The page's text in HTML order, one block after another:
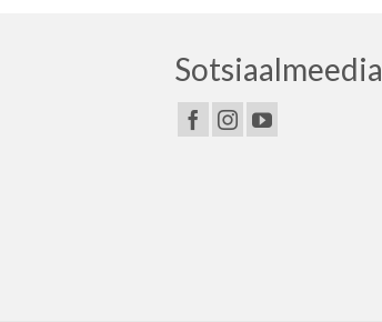
Sotsiaalmeedia